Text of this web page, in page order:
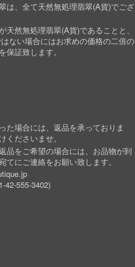
は、全て天然無処理翡翠(A貨)でござ
天然無処理翡翠(A貨)であることと、
ない場合にはお求めの価格の二倍の
保証致します。
た場合には、返品を承っておりま
くださいませ。
品をご希望の場合には、お品物が到
てにご連絡をお願い致します。
42-555-3402)